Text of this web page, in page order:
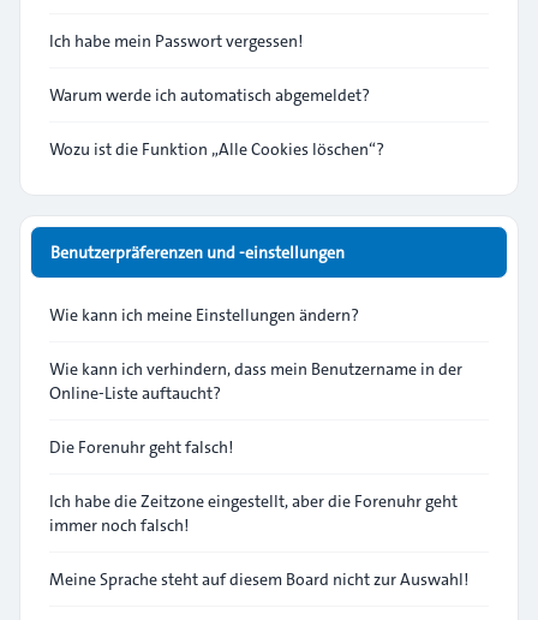
Ich habe mein Passwort vergessen!
Warum werde ich automatisch abgemeldet?
Wozu ist die Funktion „Alle Cookies löschen“?
Benutzerpräferenzen und -einstellungen
Wie kann ich meine Einstellungen ändern?
Wie kann ich verhindern, dass mein Benutzername in der
Online-Liste auftaucht?
Die Forenuhr geht falsch!
Ich habe die Zeitzone eingestellt, aber die Forenuhr geht
immer noch falsch!
Meine Sprache steht auf diesem Board nicht zur Auswahl!